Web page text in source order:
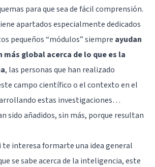
para que sea de fácil comprensión.
apartados especialmente dedicados
pequeños “módulos” siempre ayudan
más global acerca de lo que es la
, las personas que han realizado
campo científico o el contexto en el
estas investigaciones…
sido añadidos, sin más, porque resultan
te interesa formarte una idea general
se sabe acerca de la inteligencia, este